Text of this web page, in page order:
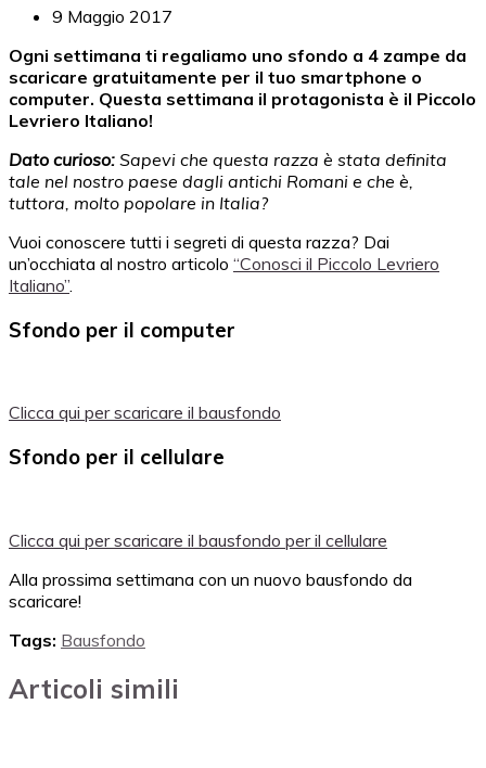
9 Maggio 2017
Ogni settimana ti regaliamo uno sfondo a 4 zampe da
scaricare gratuitamente per il tuo smartphone o
computer. Questa settimana il protagonista è il Piccolo
Levriero Italiano!
Dato curioso: Sapevi che questa razza è stata definita
tale nel nostro paese dagli antichi Romani e che è,
tuttora, molto popolare in Italia?
Vuoi conoscere tutti i segreti di questa razza? Dai
un’occhiata al nostro articolo “Conosci il Piccolo Levriero
Italiano”
Sfondo per il computer
Clicca qui per scaricare il bausfondo
Sfondo per il cellulare
Clicca qui per scaricare il bausfondo per il cellulare
Alla prossima settimana con un nuovo bausfondo da
scaricare!
Tags: Bausfondo
Articoli simili